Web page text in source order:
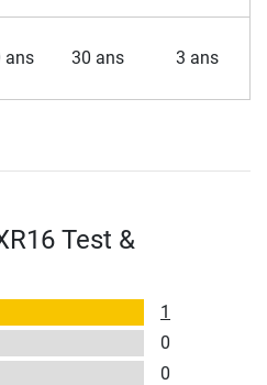
ans 30 ans 3 ans
Test &
1
0
0